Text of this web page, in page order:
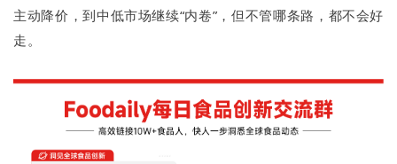
主动降价，到中低市场继续“内卷”，但不管哪条路，都不会好
走。